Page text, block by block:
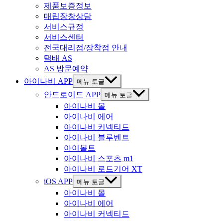
제품보증정보
매립장창상담
서비스규정
서비스센터
전국대리점/장착점 안내
택배 AS
AS 방문예약
아이나비 APP 메뉴 토글
안드로이드 APP 메뉴 토글
아이나비 몰
아이나비 에어
아이나비 커넥티드
아이나비 블루벤트
아이볼트
아이나비 스포츠 m1
아이나비 로드기어 XT
iOS APP 메뉴 토글
아이나비 몰
아이나비 에어
아이나비 커넥티드